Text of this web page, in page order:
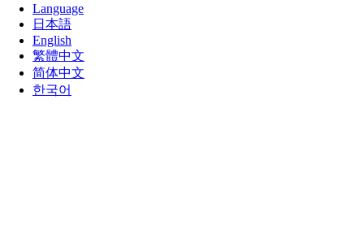
Language
日本語
English
繁體中文
简体中文
한국어